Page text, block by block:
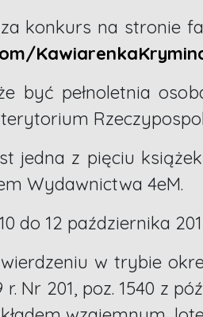
konkurs na stronie
być pełnoletnia
jedna z pięciu
Wydawnictwa 4eM.
do 12 października
w trybie
Nr 201, poz. 1540 z